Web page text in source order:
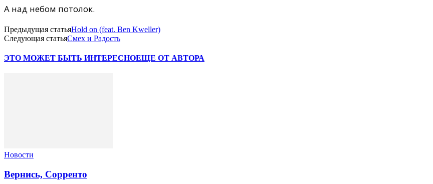
А над небом потолок.
Предыдущая статьяHold on (feat. Ben Kweller)
Следующая статьяСмех и Радость
ЭТО МОЖЕТ БЫТЬ ИНТЕРЕСНОЕЩЕ ОТ АВТОРА
Новости
Вернись, Сорренто